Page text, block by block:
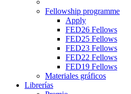
Fellowship programme
Apply
FED26 Fellows
FED25 Fellows
FED23 Fellows
FED22 Fellows
FED19 Fellows
Materiales gráficos
Librerías